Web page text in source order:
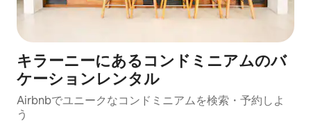
キラーニーにあるコンドミニアムのバ
ケーションレンタル
Airbnbでユニークなコンドミニアムを検索・予約しよ
う